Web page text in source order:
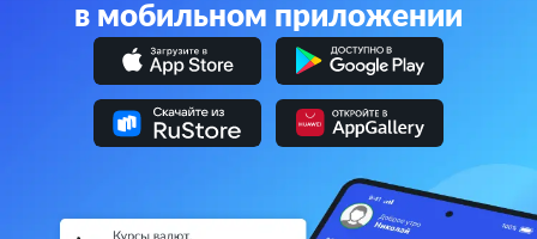
в мобильном приложении